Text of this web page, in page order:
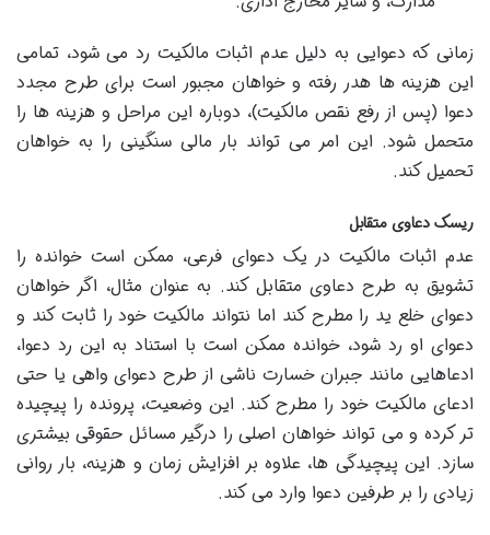
زمانی که دعوایی به دلیل عدم اثبات مالکیت رد می شود، تمامی
این هزینه ها هدر رفته و خواهان مجبور است برای طرح مجدد
دعوا (پس از رفع نقص مالکیت)، دوباره این مراحل و هزینه ها را
متحمل شود. این امر می تواند بار مالی سنگینی را به خواهان
تحمیل کند.
ریسک دعاوی متقابل
عدم اثبات مالکیت در یک دعوای فرعی، ممکن است خوانده را
تشویق به طرح دعاوی متقابل کند. به عنوان مثال، اگر خواهان
دعوای خلع ید را مطرح کند اما نتواند مالکیت خود را ثابت کند و
دعوای او رد شود، خوانده ممکن است با استناد به این رد دعوا،
ادعاهایی مانند جبران خسارت ناشی از طرح دعوای واهی یا حتی
ادعای مالکیت خود را مطرح کند. این وضعیت، پرونده را پیچیده
تر کرده و می تواند خواهان اصلی را درگیر مسائل حقوقی بیشتری
سازد. این پیچیدگی ها، علاوه بر افزایش زمان و هزینه، بار روانی
زیادی را بر طرفین دعوا وارد می کند.